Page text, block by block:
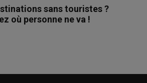
sans touristes ?
où personne ne va !